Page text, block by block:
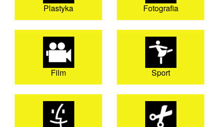
Plastyka Fotografia
Film Sport